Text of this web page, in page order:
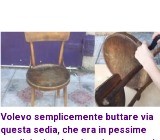
Volevo semplicemente buttare via
questa sedia, che era in pessime